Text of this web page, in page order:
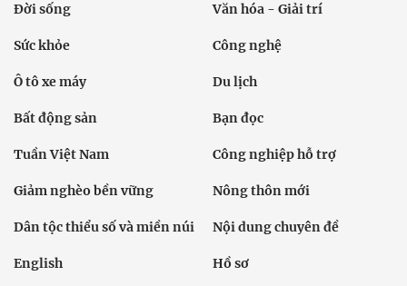
Đời sống Văn hóa - Giải trí
Sức khỏe Công nghệ
Ô tô xe máy Du lịch
Bất động sản Bạn đọc
Tuần Việt Nam Công nghiệp hỗ trợ
Giảm nghèo bền vững Nông thôn mới
Dân tộc thiểu số và miền núi Nội dung chuyên đề
English Hồ sơ